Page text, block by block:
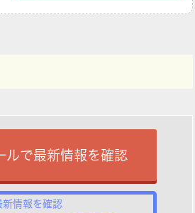
ルで最新情報を確認
新情報を確認